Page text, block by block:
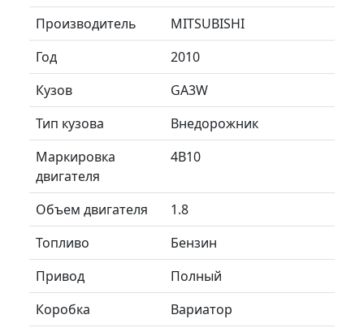
Производитель
MITSUBISHI
Год
2010
Кузов
GA3W
Тип кузова
Внедорожник
Маркировка
двигателя
4B10
Объем двигателя
1.8
Топливо
Бензин
Привод
Полный
Коробка
Вариатор